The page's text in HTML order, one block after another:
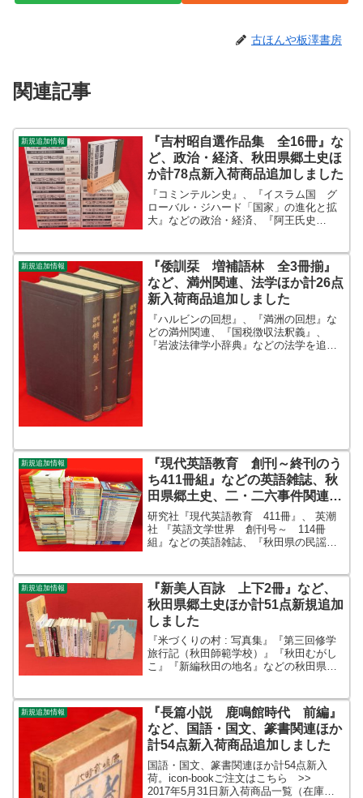
古ほんや板澤書房
関連記事
新規追加情報
『吉村昭自選作品集 全16冊』な
ど、政治・経済、秋田県郷土史ほ
か計78点新入荷商品追加しました
『コミンテルン史』、『イスラム国 グ
ローバル・ジハード「国家」の進化と拡
大』などの政治・経済、『阿王氏史
選作品集 全16冊』、『世界陶磁全集
索引共 全23冊』、『改訂...
新規追加情報
『倭訓栞 増補語林 全3冊揃』
など、満州関連、法学ほか計26点
新入荷商品追加しました
『ハルビンの回想』、『満洲の回想』な
どの満州関連、『国税徴収法釈義』、
『岩波法律学小辞典』などの法学を追加
新規追加情報
『現代英語教育 創刊～終刊のう
ち411冊組』などの英語雑誌、秋
田県郷土史、二・二六事件関連ほ
か計31点新入荷商品追加しました
研究社『現代英語教育 411冊』、 英潮
社 『英語文学世界 創刊号～ 114冊
組』などの英語雑誌、『秋田県の民謡』
しました。ほか『明治期野球名著選集 :
復刻版 全14...
新規追加情報
『新美人百詠 上下2冊』など、
秋田県郷土史ほか計51点新規追加
しました
『米づくりの村 : 写真集』『第三回修学
旅行記（秋田師範学校）』『秋田むがし
こ』『新編秋田の地名』などの秋田県郷
『和漢古今詩変管窺』『新美人百詠 上
下2冊』などなど。書名...
新規追加情報
『長篇小説 鹿鳴館時代 前編』
など、国語・国文、篆書関連ほか
計54点新入荷商品追加しました
国語・国文、篆書関連ほか計54点新入
荷。icon-bookご注文はこちら >>
2017年5月31日新入荷商品一覧（在庫